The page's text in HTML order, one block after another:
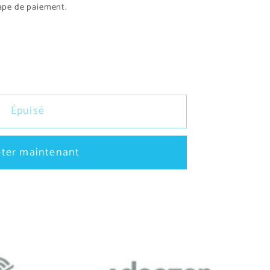
de paiement.
Épuisé
maintenant